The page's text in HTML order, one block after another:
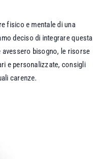
fisico e mentale di una
deciso di integrare questa
avessero bisogno, le risorse
e personalizzate, consigli
carenze.